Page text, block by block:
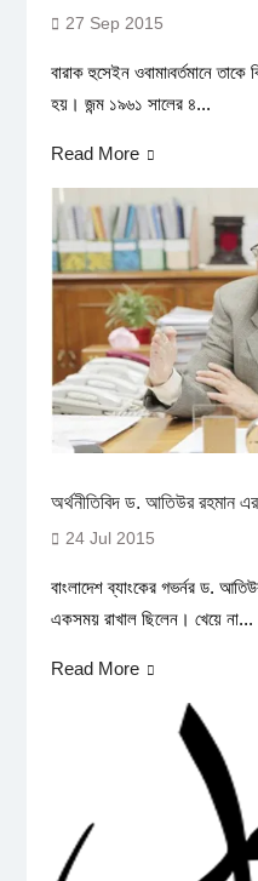
27 Sep 2015
বারাক হুসেইন ওবামা৷বর্তমানে
হয়। জন্ম ১৯৬১ সালের ৪...
Read More
অর্থনীতিবিদ ড. আতিউর রহমান এর
24 Jul 2015
বাংলাদেশ ব্যাংকের গভর্নর ড.
একসময় রাখাল ছিলেন। খেয়ে না...
Read More